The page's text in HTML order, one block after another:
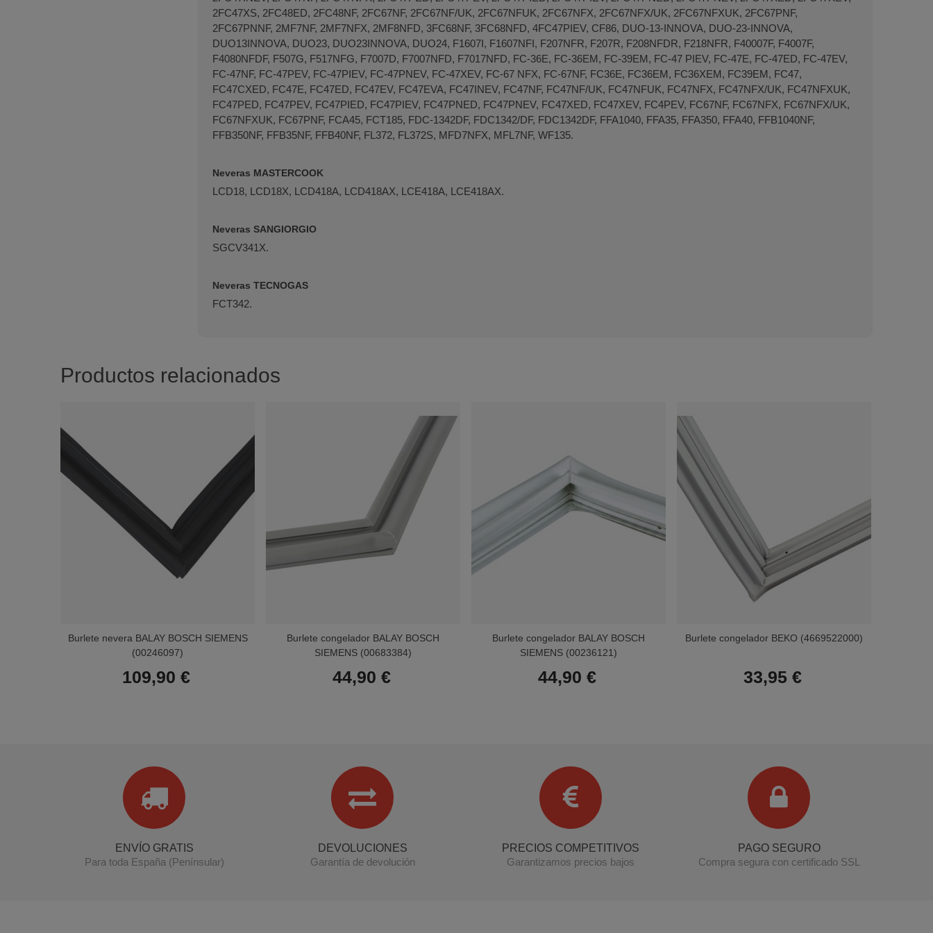
2FC47XS, 2FC48ED, 2FC48NF, 2FC67NF, 2FC67NF/UK, 2FC67NFUK, 2FC67NFX, 2FC67NFX/UK, 2FC67NFXUK, 2FC67PNF,
2FC67PNNF, 2MF7NF, 2MF7NFX, 2MF8NFD, 3FC68NF, 3FC68NFD, 4FC47PIEV, CF86, DUO-13-INNOVA, DUO-23-INNOVA,
DUO13INNOVA, DUO23, DUO23INNOVA, DUO24, F1607I, F1607NFI, F207NFR, F207R, F208NFDR, F218NFR, F40007F, F4007F,
F4080NFDF, F507G, F517NFG, F7007D, F7007NFD, F7017NFD, FC-36E, FC-36EM, FC-39EM, FC-47 PIEV, FC-47E, FC-47ED, FC-47EV,
FC-47NF, FC-47PEV, FC-47PIEV, FC-47PNEV, FC-47XEV, FC-67 NFX, FC-67NF, FC36E, FC36EM, FC36XEM, FC39EM, FC47,
FC47CXED, FC47E, FC47ED, FC47EV, FC47EVA, FC47INEV, FC47NF, FC47NF/UK, FC47NFUK, FC47NFX, FC47NFX/UK, FC47NFXUK,
FC47PED, FC47PEV, FC47PIED, FC47PIEV, FC47PNED, FC47PNEV, FC47XED, FC47XEV, FC4PEV, FC67NF, FC67NFX, FC67NFX/UK,
FC67NFXUK, FC67PNF, FCA45, FCT185, FDC-1342DF, FDC1342/DF, FDC1342DF, FFA1040, FFA35, FFA350, FFA40, FFB1040NF,
FFB350NF, FFB35NF, FFB40NF, FL372, FL372S, MFD7NFX, MFL7NF, WF135.
Neveras MASTERCOOK
LCD18, LCD18X, LCD418A, LCD418AX, LCE418A, LCE418AX.
Neveras SANGIORGIO
SGCV341X.
Neveras TECNOGAS
FCT342.
Productos relacionados
Burlete nevera BALAY BOSCH SIEMENS
(00246097)
109,90 €
Burlete congelador BALAY BOSCH
SIEMENS (00683384)
44,90 €
Burlete congelador BALAY BOSCH
SIEMENS (00236121)
44,90 €
Burlete congelador BEKO (4669522000)
33,95 €
ENVÍO GRATIS
Para toda España (Penínsular)
DEVOLUCIONES
Garantía de devolución
PRECIOS COMPETITIVOS
Garantizamos precios bajos
PAGO SEGURO
Compra segura con certificado SSL
Terminal de consulta
○ Motor activo -
Burlete nevera FAGOR EDESA ASPES